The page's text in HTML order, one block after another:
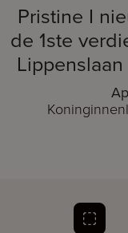
Pristine I
de 1ste